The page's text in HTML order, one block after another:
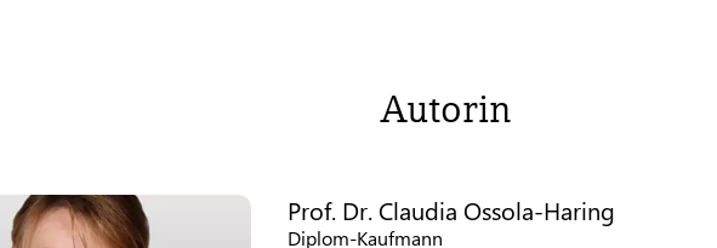
Autorin
Prof. Dr. Claudia Ossola-Haring
Diplom-Kaufmann